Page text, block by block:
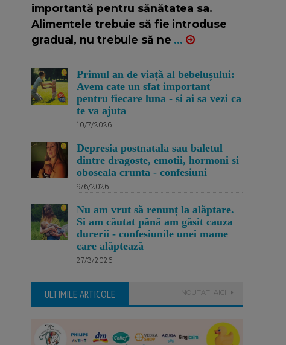
importantă pentru sănătatea sa.
Alimentele trebuie să fie introduse
gradual, nu trebuie să ne ...
Primul an de viață al bebelușului:
Avem cate un sfat important
pentru fiecare luna - si ai sa vezi ca
te va ajuta
10/7/2026
Depresia postnatala sau baletul
dintre dragoste, emotii, hormoni si
oboseala crunta - confesiuni
9/6/2026
Nu am vrut să renunț la alăptare.
Si am căutat până am găsit cauza
durerii - confesiunile unei mame
care alăptează
27/3/2026
ULTIMILE ARTICOLE NOUTATI AICI